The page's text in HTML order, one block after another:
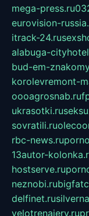
mega-press.ru
eurovision-
itrack-24.ru
alabuga-
bud-em-
korolevremont-
oooagrosnab.ru
ukrasotki.ru
sovratili.ru
rbc-news.ru
13autor-
hostserve.ru
neznobi.ru
delfinet.ru
velotrenajery.ru